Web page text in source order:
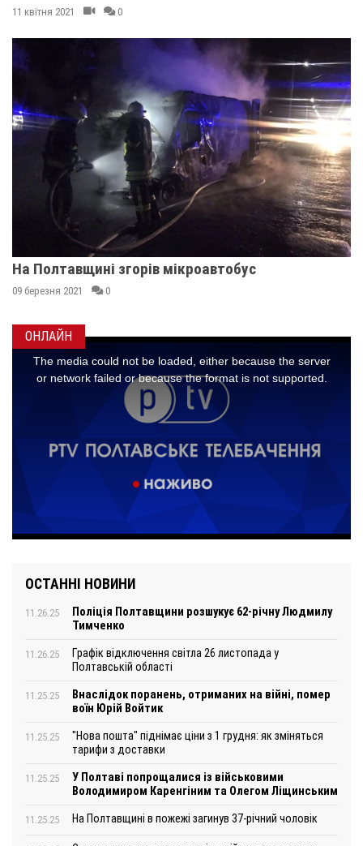
ОНЛАЙН
ОСТАННІ НОВИНИ
11.26.25
Поліція Полтавщини розшукує 62-річну Людмилу
Тимченко
11.26.25
Графік відключення світла 26 листопада у
Полтавській області
11.25.25
Внаслідок поранень, отриманих на війні, помер
воїн Юрій Войтик
11.25.25
"Нова пошта" піднімає ціни з 1 грудня: як зміняться
тарифи з доставки
11.25.25
У Полтаві попрощалися із військовими
Володимиром Каренгіним та Олегом Ліщинським
11.25.25 На Полтавщині в пожежі загинув 37-річний чоловік
11 квітня 2021 0
На Полтавщині згорів мікроавтобус
09 березня 2021 0